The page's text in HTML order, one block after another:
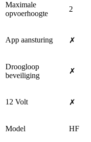
Maximale
opvoerhoogte
2
App aansturing ✗
Droogloop
beveiliging
✗
12 Volt ✗
Model HF